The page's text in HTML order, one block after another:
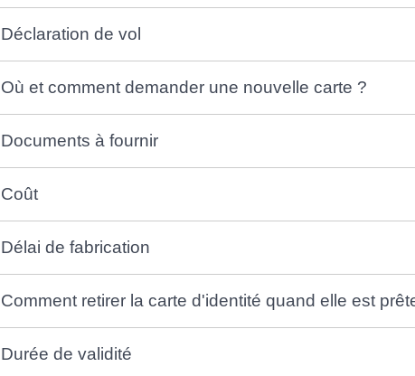
Déclaration de vol
Où et comment demander une nouvelle carte ?
Documents à fournir
Coût
Délai de fabrication
Comment retirer la carte d'identité quand elle est
Durée de validité